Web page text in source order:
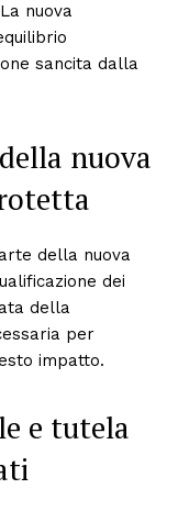
nuova
sancita dalla
nuova
della nuova
dei
della
per
impatto.
e tutela